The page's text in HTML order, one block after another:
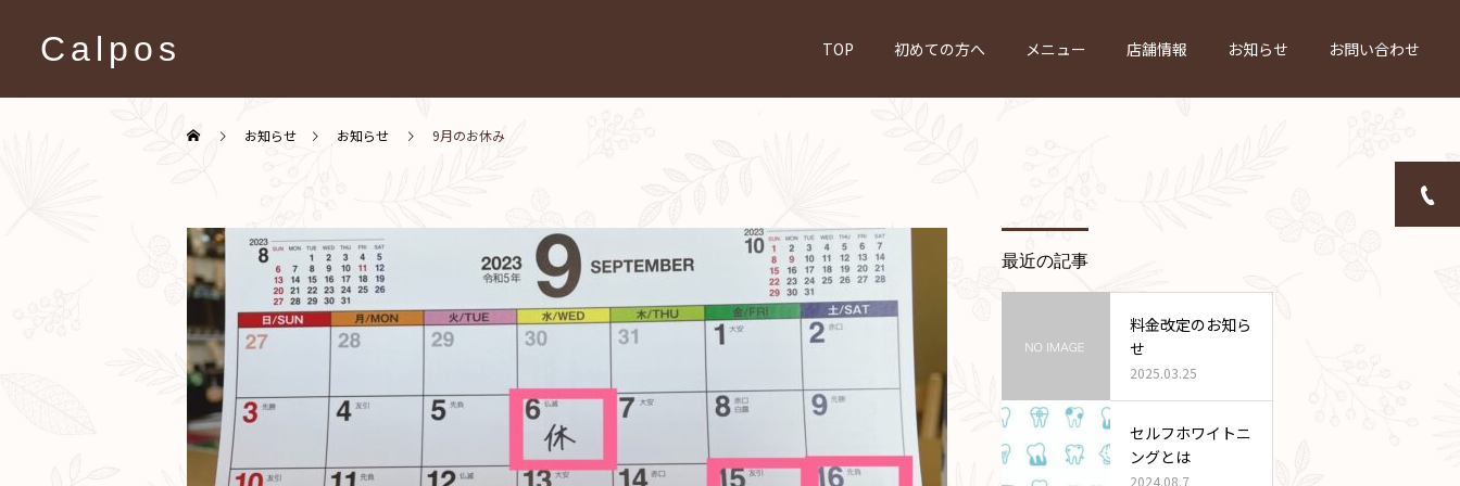
Calpos TOP 初めての方へ メニュー 店舗情報 お知らせ お問い合わせ
お知らせ お知らせ 9月のお休み
最近の記事
料金改定のお知ら
せ
2025.03.25
セルフホワイトニ
ングとは
2024.08.7